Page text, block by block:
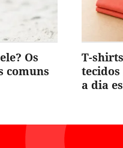
Os
comuns
T-
a dia